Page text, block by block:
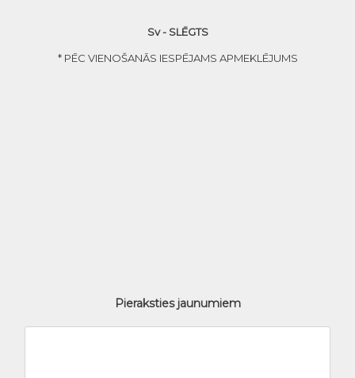
Sv - SLĒGTS
* PĒC VIENOŠANĀS IESPĒJAMS APMEKLĒJUMS
Pieraksties jaunumiem